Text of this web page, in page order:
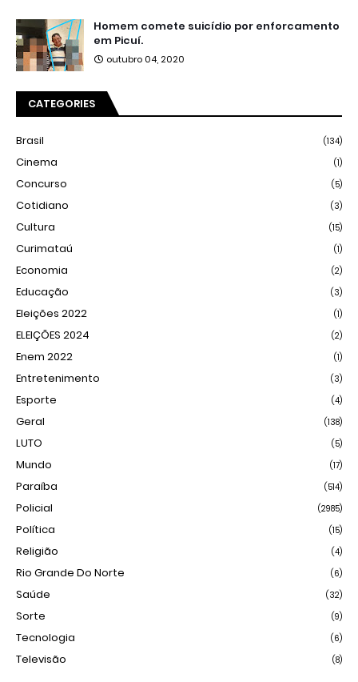
Homem comete suicídio por enforcamento
em Picuí.
outubro 04, 2020
CATEGORIES
Brasil (134)
Cinema (1)
Concurso (5)
Cotidiano (3)
Cultura (15)
Curimataú (1)
Economia (2)
Educação (3)
Eleições 2022 (1)
ELEIÇÕES 2024 (2)
Enem 2022 (1)
Entretenimento (3)
Esporte (4)
Geral (138)
LUTO (5)
Mundo (17)
Paraíba (514)
Policial (2985)
Política (15)
Religião (4)
Rio Grande Do Norte (6)
Saúde (32)
Sorte (9)
Tecnologia (6)
Televisão (8)